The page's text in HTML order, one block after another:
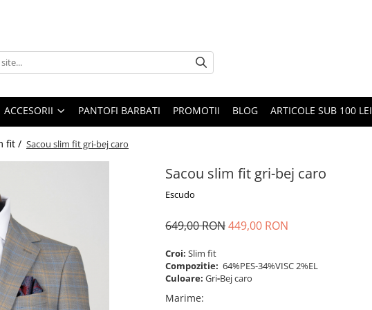
ACCESORII PANTOFI BARBATI PROMOTII BLOG ARTICOLE SUB 100 LEI
fit / Sacou slim fit gri-bej caro
Sacou slim fit gri-bej caro
Escudo
649,00 RON449,00 RON
Croi: Slim fit
Compozitie: 64%PES-34%VISC 2%EL
Culoare: Gri-Bej caro
Marime: